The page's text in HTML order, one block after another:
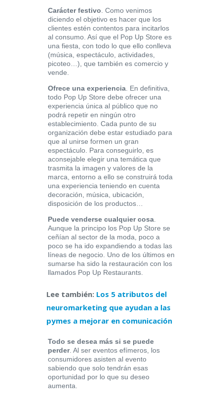
Carácter festivo. Como venimos
diciendo el objetivo es hacer que los
clientes estén contentos para incitarlos
al consumo. Así que el Pop Up Store es
una fiesta, con todo lo que ello conlleva
(música, espectáculo, actividades,
picoteo…), que también es comercio y
vende.
Ofrece una experiencia. En definitiva,
todo Pop Up Store debe ofrecer una
experiencia única al público que no
podrá repetir en ningún otro
establecimiento. Cada punto de su
organización debe estar estudiado para
que al unirse formen un gran
espectáculo. Para conseguirlo, es
aconsejable elegir una temática que
trasmita la imagen y valores de la
marca, entorno a ello se construirá toda
una experiencia teniendo en cuenta
decoración, música, ubicación,
disposición de los productos…
Puede venderse cualquier cosa.
Aunque la principo los Pop Up Store se
ceñían al sector de la moda, poco a
poco se ha ido expandiendo a todas las
líneas de negocio. Uno de los últimos en
sumarse ha sido la restauración con los
llamados Pop Up Restaurants.
Lee también: Los 5 atributos del
neuromarketing que ayudan a las
pymes a mejorar en comunicación
Todo se desea más si se puede
perder. Al ser eventos efímeros, los
consumidores asisten al evento
sabiendo que solo tendrán esas
oportunidad por lo que su deseo
aumenta.